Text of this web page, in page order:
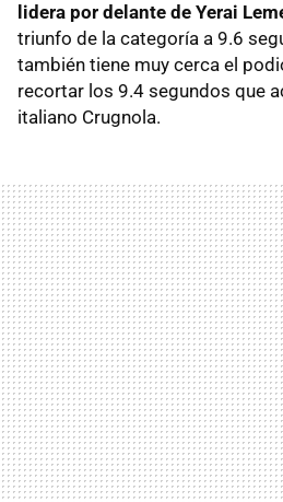
lidera por delante de Yerai
triunfo de la categoría a 9.6
también tiene muy cerca el
recortar los 9.4 segundos que
italiano Crugnola.